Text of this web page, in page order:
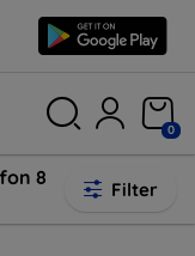
0
8
Filter